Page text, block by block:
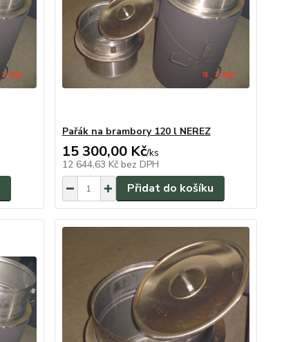
Pařák na brambory 120 l NEREZ
15 300,00 Kč/ks
12 644,63 Kč bez DPH
Přidat do košíku